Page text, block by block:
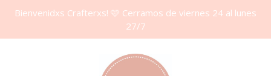
Bienvenidxs Crafterxs! 🩷 Cerramos de viernes 24 al lunes
27/7